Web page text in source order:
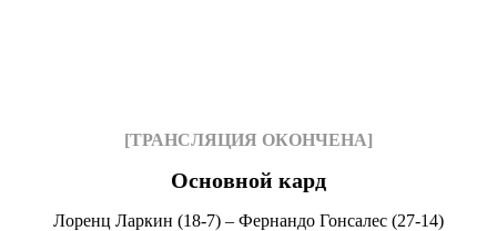
[ТРАНСЛЯЦИЯ ОКОНЧЕНА]
Основной кард
Лоренц Ларкин (18-7) – Фернандо Гонсалес (27-14)